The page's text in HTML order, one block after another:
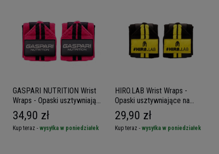
GASPARI NUTRITION Wrist
Wraps - Opaski usztywniające
na nadgarstki
34,90 zł
Kup teraz - wysyłka w poniedziałek
HIRO.LAB Wrist Wraps -
Opaski usztywniające na
nadgarstki
29,90 zł
Kup teraz - wysyłka w poniedziałek